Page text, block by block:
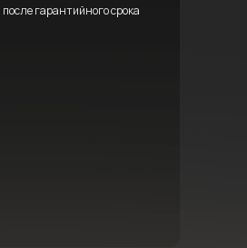
после гарантийного срока